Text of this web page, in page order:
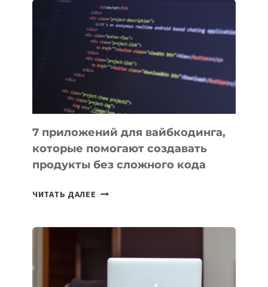
О
ВЕНЧУРНОМ
ФИНАНСИРОВАНИИ
7 приложений для вайбкодинга,
которые помогают создавать
продукты без сложного кода
ЧИТАТЬ ДАЛЕЕ
СОЗДАВАТЬ